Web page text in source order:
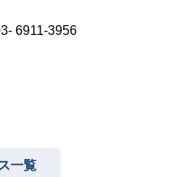
6911-3956
一覧